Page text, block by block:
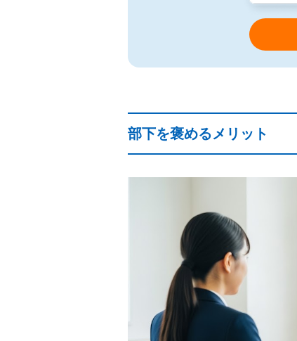
部下を褒めるメリット